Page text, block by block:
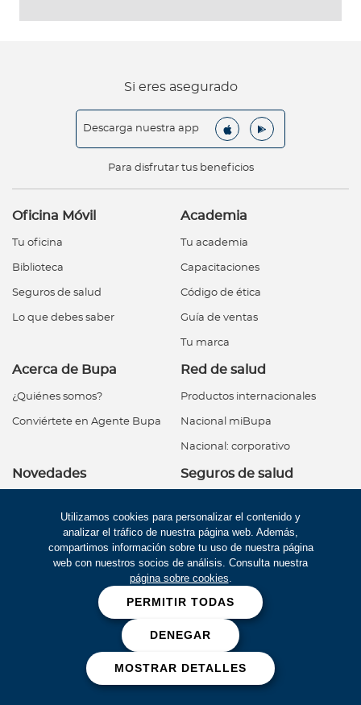
Utilizamos cookies para personalizar el contenido y
analizar el tráfico de nuestra página web. Además,
compartimos información sobre tu uso de nuestra página
web con nuestros socios de análisis. Consulta nuestra
página sobre cookies.
PERMITIR TODAS
DENEGAR
MOSTRAR DETALLES
Si eres asegurado
Descarga nuestra app
Para disfrutar tus beneficios
Oficina Móvil
Tu oficina
Biblioteca
Seguros de salud
Lo que debes saber
Academia
Tu academia
Capacitaciones
Código de ética
Guía de ventas
Tu marca
Acerca de Bupa
¿Quiénes somos?
Conviértete en Agente Bupa
Red de salud
Productos internacionales
Nacional miBupa
Nacional: corporativo
Novedades
Actualizaciones
En confianza con
Seguros de salud
Nacional
Acerca de Bupa
Segunda Opinión Médica
Bienestar Bupa
Vidas más saludables
Notas de bienestar